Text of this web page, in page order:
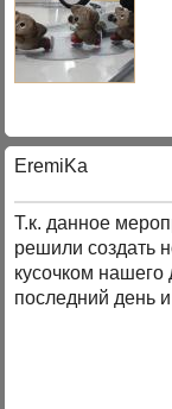
EremiKa
Т.к. данное
решили создать
кусочком нашего
последний день